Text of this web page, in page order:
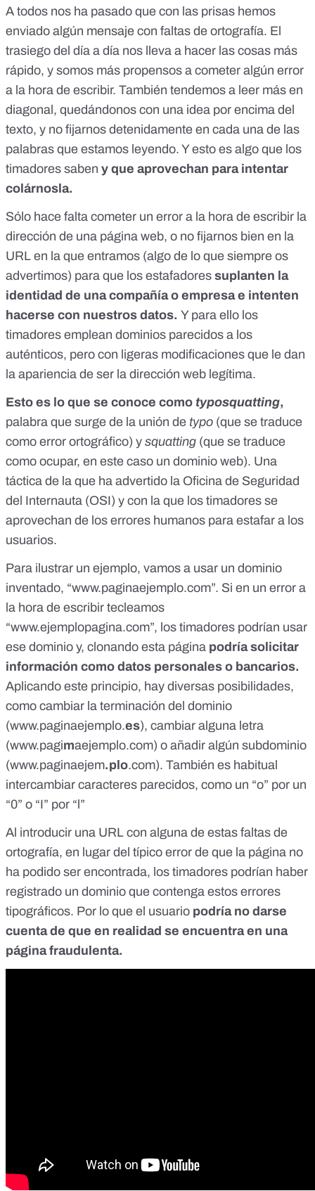
A todos nos ha pasado que con las prisas hemos
enviado algún mensaje con faltas de ortografía. El
trasiego del día a día nos lleva a hacer las cosas más
rápido, y somos más propensos a cometer algún error
a la hora de escribir. También tendemos a leer más en
diagonal, quedándonos con una idea por encima del
texto, y no fijarnos detenidamente en cada una de las
palabras que estamos leyendo. Y esto es algo que los
timadores saben y que aprovechan para intentar
colárnosla.
Sólo hace falta cometer un error a la hora de escribir la
dirección de una página web, o no fijarnos bien en la
URL en la que entramos (algo de lo que siempre os
advertimos) para que los estafadores suplanten la
identidad de una compañía o empresa e intenten
hacerse con nuestros datos. Y para ello los
timadores emplean dominios parecidos a los
auténticos, pero con ligeras modificaciones que le dan
la apariencia de ser la dirección web legítima.
Esto es lo que se conoce como typosquatting,
palabra que surge de la unión de typo (que se traduce
como error ortográfico) y squatting (que se traduce
como ocupar, en este caso un dominio web). Una
táctica de la que ha advertido la Oficina de Seguridad
del Internauta (OSI) y con la que los timadores se
aprovechan de los errores humanos para estafar a los
usuarios.
Para ilustrar un ejemplo, vamos a usar un dominio
inventado, “www.paginaejemplo.com”. Si en un error a
la hora de escribir tecleamos
“www.ejemplopagina.com”, los timadores podrían usar
ese dominio y, clonando esta página podría solicitar
información como datos personales o bancarios.
Aplicando este principio, hay diversas posibilidades,
como cambiar la terminación del dominio
(www.paginaejemplo.es), cambiar alguna letra
(www.pagimaejemplo.com) o añadir algún subdominio
(www.paginaejem.plo.com). También es habitual
intercambiar caracteres parecidos, como un “o” por un
“0” o “I” por “l”
Al introducir una URL con alguna de estas faltas de
ortografía, en lugar del típico error de que la página no
ha podido ser encontrada, los timadores podrían haber
registrado un dominio que contenga estos errores
tipográficos. Por lo que el usuario podría no darse
cuenta de que en realidad se encuentra en una
página fraudulenta.